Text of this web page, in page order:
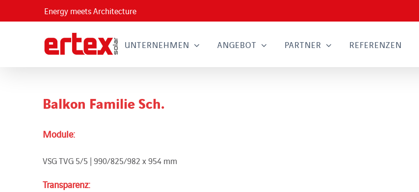
Energy meets Architecture
UNTERNEHMEN ANGEBOT PARTNER REFERENZEN
Balkon Familie Sch.
Module:
VSG TVG 5/5 | 990/825/982 x 954 mm
Transparenz: